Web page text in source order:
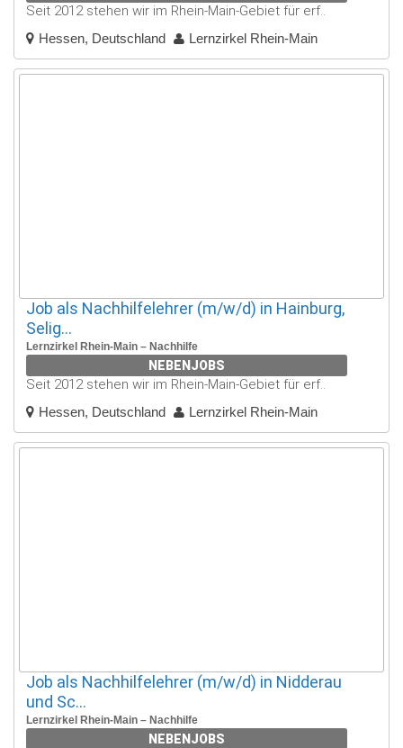
Seit 2012 stehen wir im Rhein-Main-Gebiet für erf..
Hessen, Deutschland Lernzirkel Rhein-Main
Job als Nachhilfelehrer (m/w/d) in Hainburg,
Selig...
Lernzirkel Rhein-Main – Nachhilfe
NEBENJOBS
Seit 2012 stehen wir im Rhein-Main-Gebiet für erf..
Hessen, Deutschland Lernzirkel Rhein-Main
Job als Nachhilfelehrer (m/w/d) in Nidderau
und Sc...
Lernzirkel Rhein-Main – Nachhilfe
NEBENJOBS